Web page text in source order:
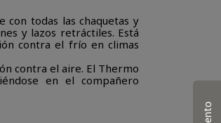
con todas las chaquetas y
y lazos retráctiles. Está
contra el frío en climas
contra el aire. El Thermo
en el compañero